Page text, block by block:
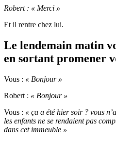
Robert : « Merci »
Et il rentre chez lui.
Le lendemain matin
en sortant promener
Vous : « Bonjour »
Robert : « Bonjour »
Vous : « ça a été hier soir ? vous
les enfants ne se rendaient pas
dans cet immeuble »